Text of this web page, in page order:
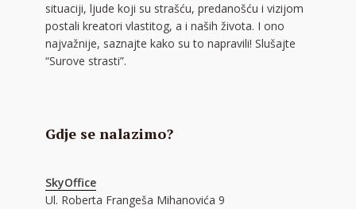
situaciji, ljude koji su strašću, predanošću i vizijom
postali kreatori vlastitog, a i naših života. I ono
najvažnije, saznajte kako su to napravili! Slušajte
“Surove strasti”.
Gdje se nalazimo?
SkyOffice
Ul. Roberta Frangeša Mihanovića 9